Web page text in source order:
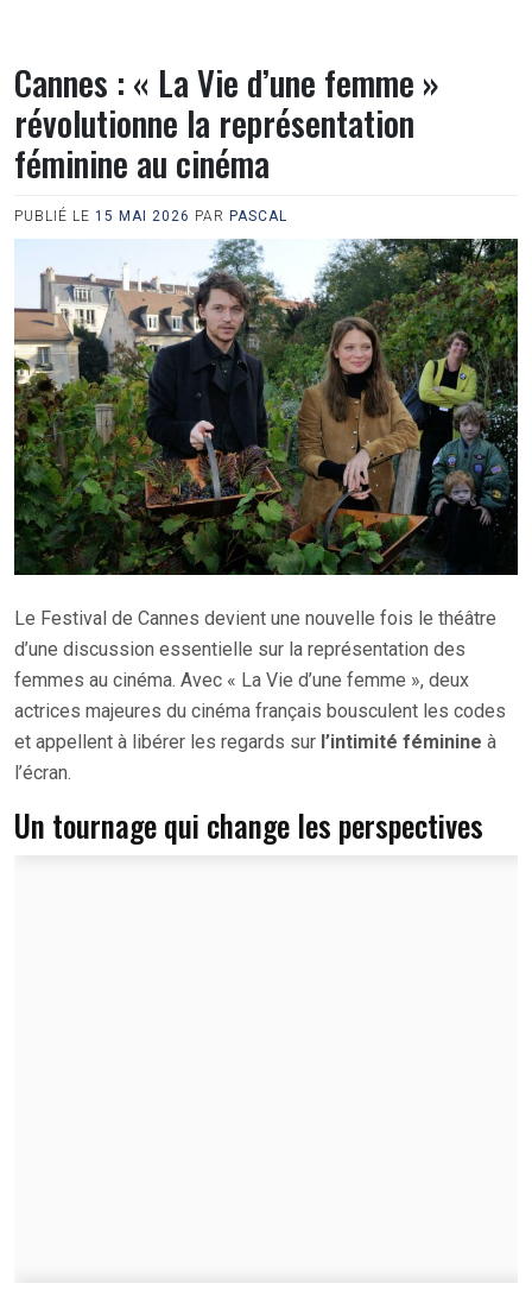
Cannes : « La Vie d’une femme »
révolutionne la représentation
féminine au cinéma
PUBLIÉ LE 15 MAI 2026 PAR PASCAL
Le Festival de Cannes devient une nouvelle fois le théâtre
d’une discussion essentielle sur la représentation des
femmes au cinéma. Avec « La Vie d’une femme », deux
actrices majeures du cinéma français bousculent les codes
et appellent à libérer les regards sur l’intimité féminine à
l’écran.
Un tournage qui change les perspectives